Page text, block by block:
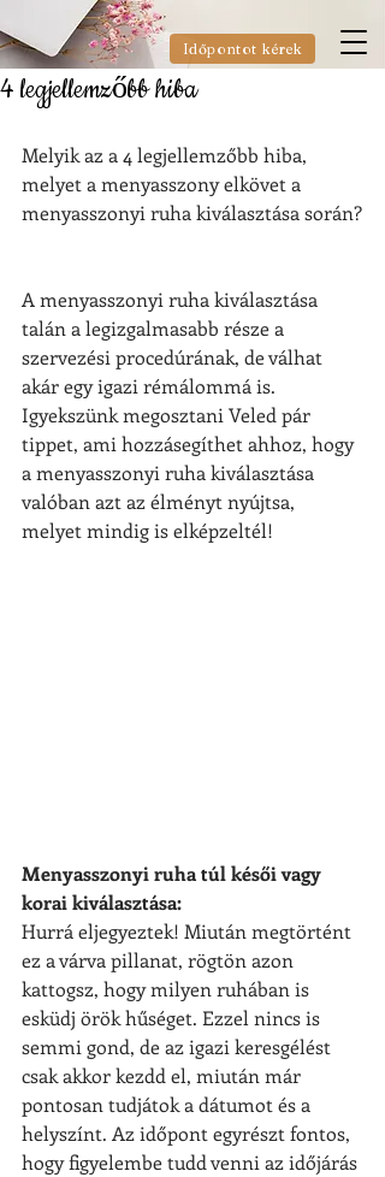
Időpontot kérek
4 legjellemzőbb hiba
Melyik az a 4 legjellemzőbb hiba,
melyet a menyasszony elkövet a
menyasszonyi ruha kiválasztása során?
A menyasszonyi ruha kiválasztása
talán a legizgalmasabb része a
szervezési procedúrának, de válhat
akár egy igazi rémálommá is.
Igyekszünk megosztani Veled pár
tippet, ami hozzásegíthet ahhoz, hogy
a menyasszonyi ruha kiválasztása
valóban azt az élményt nyújtsa,
melyet mindig is elképzeltél!
Menyasszonyi ruha túl késői vagy
korai kiválasztása:
Hurrá eljegyeztek! Miután megtörtént
ez a várva pillanat, rögtön azon
kattogsz, hogy milyen ruhában is
esküdj örök hűséget. Ezzel nincs is
semmi gond, de az igazi keresgélést
csak akkor kezdd el, miután már
pontosan tudjátok a dátumot és a
helyszínt. Az időpont egyrészt fontos,
hogy figyelembe tudd venni az időjárás